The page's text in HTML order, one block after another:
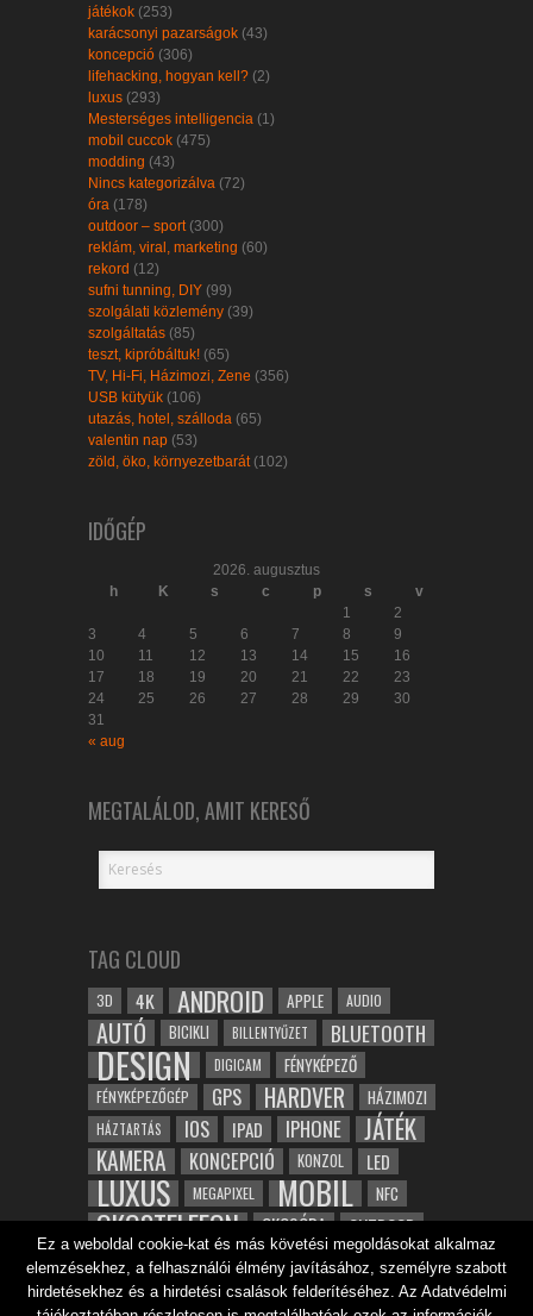
játékok (253)
karácsonyi pazarságok (43)
koncepció (306)
lifehacking, hogyan kell? (2)
luxus (293)
Mesterséges intelligencia (1)
mobil cuccok (475)
modding (43)
Nincs kategorizálva (72)
óra (178)
outdoor – sport (300)
reklám, viral, marketing (60)
rekord (12)
sufni tunning, DIY (99)
szolgálati közlemény (39)
szolgáltatás (85)
teszt, kipróbáltuk! (65)
TV, Hi-Fi, Házimozi, Zene (356)
USB kütyük (106)
utazás, hotel, szálloda (65)
valentin nap (53)
zöld, öko, környezetbarát (102)
IDŐGÉP
2026. augusztus
h
K s c p s
v
1
2
3
4 5 6 7 8
9
10
11 12 13 14 15
16
17
18 19 20 21 22
23
24
25 26 27 28 29
30
31
« aug
MEGTALÁLOD, AMIT KERESŐ
TAG CLOUD
3D 4K ANDROID APPLE AUDIO
AUTÓ BICIKLI BILLENTYŰZET BLUETOOTH
DESIGN DIGICAM FÉNYKÉPEZŐ
FÉNYKÉPEZŐGÉP GPS HARDVER HÁZIMOZI
HÁZTARTÁS IOS IPAD IPHONE JÁTÉK
KAMERA KONCEPCIÓ KONZOL LED
LUXUS MEGAPIXEL MOBIL NFC
OKOSTELEFON OKOSÓRA OUTDOOR
ROBOT SAMSUNG SPORT TABLET
TESZT VIDEÓ VÍZÁLLÓ WIFI ZENE ZÖLD
Ez a weboldal cookie-kat és más követési megoldásokat alkalmaz
elemzésekhez, a felhasználói élmény javításához, személyre szabott
hirdetésekhez és a hirdetési csalások felderítéséhez. Az Adatvédelmi